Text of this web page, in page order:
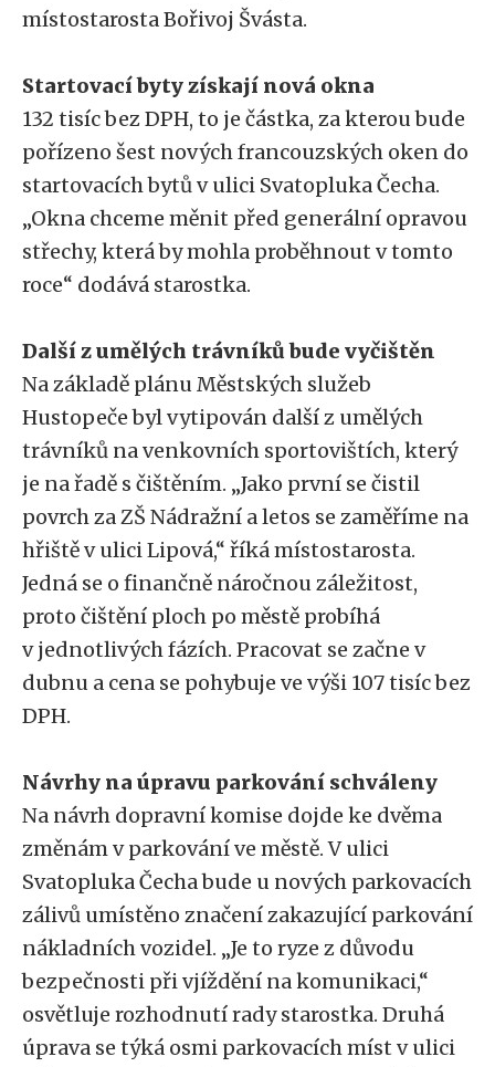
místostarosta Bořivoj Švásta.
Startovací byty získají nová okna
132 tisíc bez DPH, to je částka, za kterou bude
pořízeno šest nových francouzských oken do
startovacích bytů v ulici Svatopluka Čecha.
„Okna chceme měnit před generální opravou
střechy, která by mohla proběhnout v tomto
roce“ dodává starostka.
Další z umělých trávníků bude vyčištěn
Na základě plánu Městských služeb
Hustopeče byl vytipován další z umělých
trávníků na venkovních sportovištích, který
je na řadě s čištěním. „Jako první se čistil
povrch za ZŠ Nádražní a letos se zaměříme na
hřiště v ulici Lipová,“ říká místostarosta.
Jedná se o finančně náročnou záležitost,
proto čištění ploch po městě probíhá
v jednotlivých fázích. Pracovat se začne v
dubnu a cena se pohybuje ve výši 107 tisíc bez
DPH.
Návrhy na úpravu parkování schváleny
Na návrh dopravní komise dojde ke dvěma
změnám v parkování ve městě. V ulici
Svatopluka Čecha bude u nových parkovacích
zálivů umístěno značení zakazující parkování
nákladních vozidel. „Je to ryze z důvodu
bezpečnosti při vjíždění na komunikaci,“
osvětluje rozhodnutí rady starostka. Druhá
úprava se týká osmi parkovacích míst v ulici